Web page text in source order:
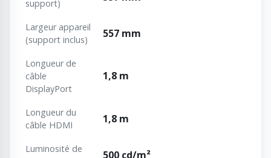
support)
Largeur appareil
(support inclus)
557 mm
Longueur de
câble
DisplayPort
1,8 m
Longueur du
câble HDMI
1,8 m
Luminosité de
500 cd/m²